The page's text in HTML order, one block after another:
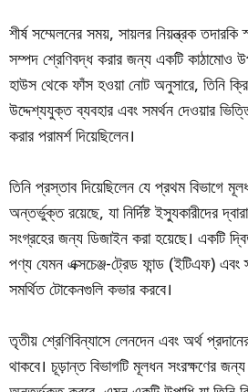
শীর্ষ সম্মেলনের সময়, সায়লর নিয়ন্ত্রক তদারকি
সম্পদ শ্রেণিবদ্ধ করার জন্য একটি কাঠামোও
হাউস থেকে ফাঁস হওয়া নোট অনুসারে, তিনি
উদ্দেশ্যযুক্ত ব্যবহার এবং সমর্থন দেওয়ার
করার পরামর্শ দিয়েছিলেন।
তিনি প্রস্তাব দিয়েছিলেন যে প্রথম বিভাগে
অন্তর্ভুক্ত রয়েছে, যা নির্দিষ্ট ইস্যুকারীদের
সংগ্রহের জন্য ডিজাইন করা হয়েছে। একটি
পণ্য যেমন এক্সচেঞ্জ-ট্রেড ফান্ড (ইটিএফ) এবং
সমর্থিত টোকেনগুলি কভার করবে।
তৃতীয় শ্রেণিবিন্যাসে লেনদেন এবং অর্থ
থাকবে। চূড়ান্ত বিভাগটি মূলধন সংরক্ষণের